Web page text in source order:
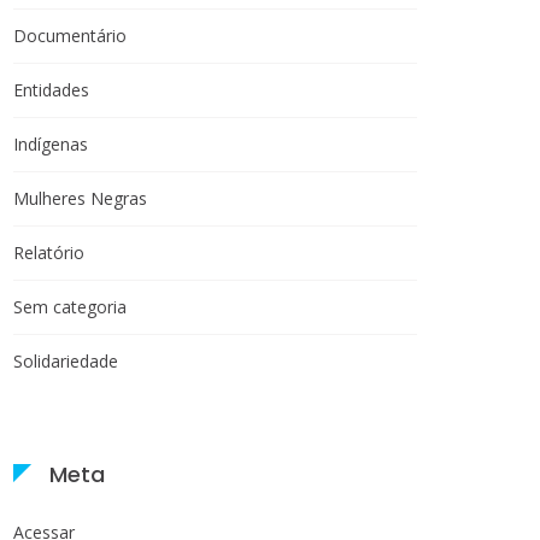
Documentário
Entidades
Indígenas
Mulheres Negras
Relatório
Sem categoria
Solidariedade
Meta
Acessar